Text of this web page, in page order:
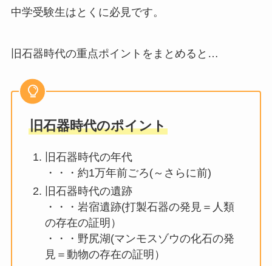
中学受験生はとくに必見です。
旧石器時代の重点ポイントをまとめると…
旧石器時代のポイント
旧石器時代の年代
・・・約1万年前ごろ(～さらに前)
旧石器時代の遺跡
・・・岩宿遺跡(打製石器の発見＝人類
の存在の証明）
・・・野尻湖(マンモスゾウの化石の発
見＝動物の存在の証明）